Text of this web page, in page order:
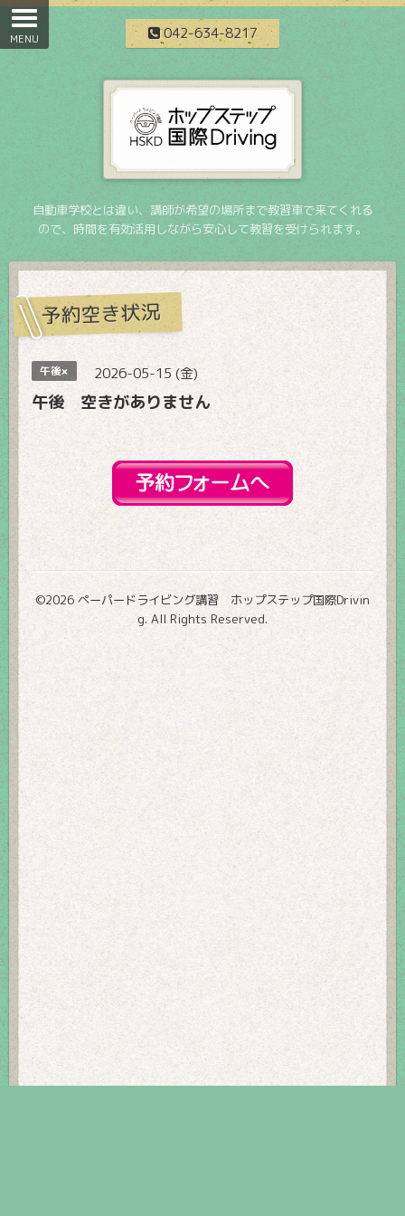
042-634-8217
自動車学校とは違い、講師が希望の場所まで教習車で来てくれる
ので、時間を有効活用しながら安心して教習を受けられます。
予約空き状況
午後× 2026-05-15 (金)
午後 空きがありません
©2026 ペーパードライビング講習 ホップステップ国際Drivin
g. All Rights Reserved.